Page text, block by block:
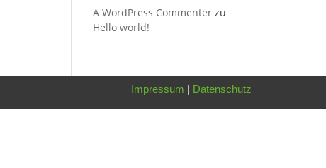
A WordPress Commenter zu
Hello world!
Impressum | Datenschutz